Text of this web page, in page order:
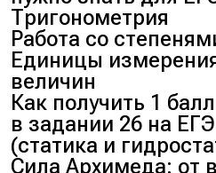
Тригонометрия
Работа со
Единицы
величин
Как получить 1
в задании 26 на
(статика и
Сила Архимеда: от